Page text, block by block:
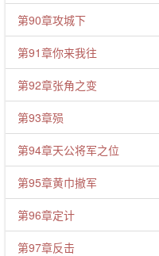
第90章攻城下
第91章你来我往
第92章张角之变
第93章殒
第94章天公将军之位
第95章黄巾撤军
第96章定计
第97章反击